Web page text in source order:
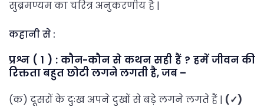
सुब्रमण्यम का चरित्र अनुकरणीय है |
कहानी से :
प्रश्न ( 1 ) : कौन-कौन से कथन सही हैं ? हमें जीवन की
रिक्तता बहुत छोटी लगने लगती है, जब –
(क) दूसरों के दुःख अपने दुखों से बड़े लगने लगते हैं | (✓)